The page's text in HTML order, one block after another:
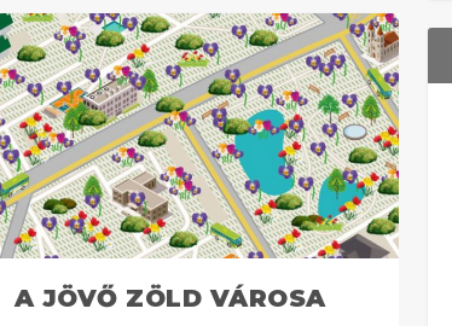
A JÖVŐ ZÖLD VÁROSA